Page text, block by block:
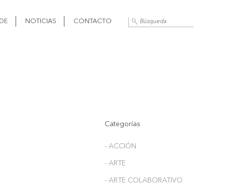
NOTICIAS CONTACTO
Categorías
- ACCIÓN
- ARTE
- ARTE COLABORATIVO